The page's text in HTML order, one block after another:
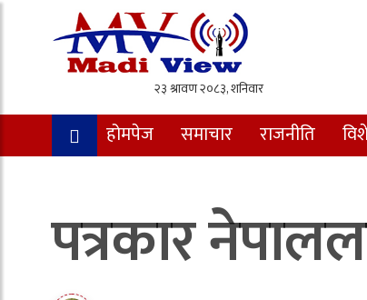
होमपेज समाचार राजनीति
पत्रकार